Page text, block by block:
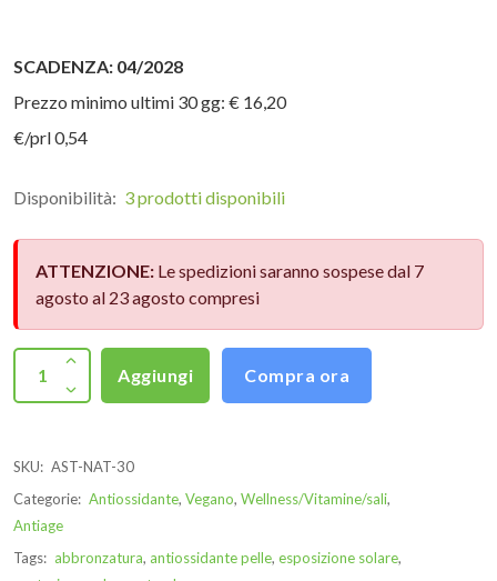
SCADENZA: 04/2028
Prezzo minimo ultimi 30 gg: € 16,20
€/prl 0,54
Disponibilità: 3 prodotti disponibili
ATTENZIONE: Le spedizioni saranno sospese dal 7
agosto al 23 agosto compresi
Aggiungi Compra ora
SKU: AST-NAT-30
Categorie: Antiossidante, Vegano, Wellness/Vitamine/sali,
Antiage
Tags: abbronzatura, antiossidante pelle, esposizione solare,